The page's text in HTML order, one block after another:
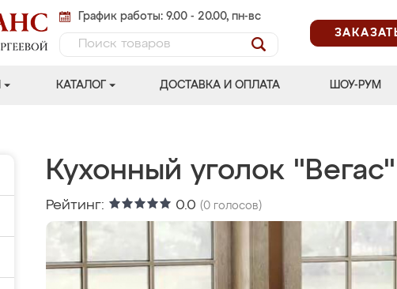
График работы: 9.00 - 20.00, пн-вс
КАТАЛОГ ДОСТАВКА И ОПЛАТА ШОУ-РУМ
Кухонный уголок "Вегас"
Рейтинг: 0.0 (0 голосов)